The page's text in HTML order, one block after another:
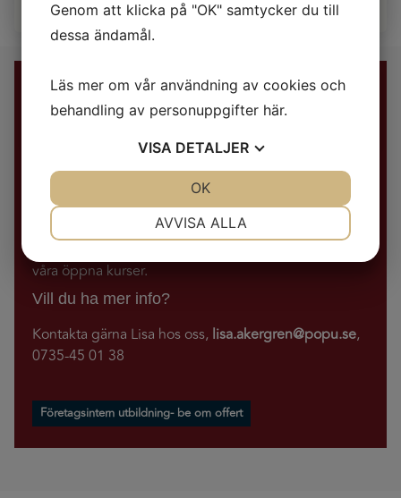
Boka nu
Bra att veta
Antal dagar: Flexibelt
Pris : Prissätts per uppdrag. För grupper om ca fem
våra öppna kurser.
Vill du ha mer info?
Kontakta gärna Lisa hos oss, lisa.akergren@popu.se,
0735-45 01 38
Företagsintern utbildning- be om offert
Genom att klicka på "OK" samtycker du till
dessa ändamål.
Läs mer om vår användning av cookies och
behandling av personuppgifter här.
VISA DETALJER
MARKNADSFÖRING
AVVISA ALLA
OK